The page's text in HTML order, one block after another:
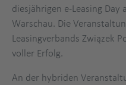
diesjährigen e-Leasing
Warschau. Die
Leasingverbands Związek
voller Erfolg.
An der hybriden